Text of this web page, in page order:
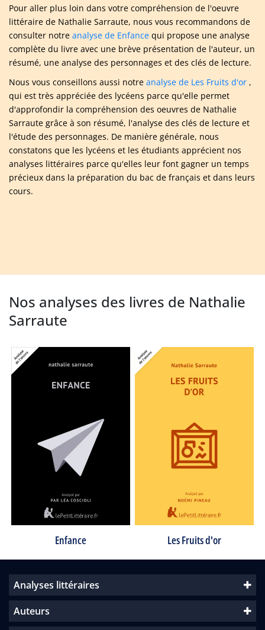
Pour aller plus loin dans votre compréhension de l'oeuvre
littéraire de Nathalie Sarraute, nous vous recommandons de
consulter notre analyse de Enfance qui propose une analyse
complète du livre avec une brève présentation de l'auteur, un
résumé, une analyse des personnages et des clés de lecture.
Nous vous conseillons aussi notre analyse de Les Fruits d'or ,
qui est très appréciée des lycéens parce qu'elle permet
d'approfondir la compréhension des oeuvres de Nathalie
Sarraute grâce à son résumé, l'analyse des clés de lecture et
l'étude des personnages. De manière générale, nous
constatons que les lycéens et les étudiants apprécient nos
analyses littéraires parce qu'elles leur font gagner un temps
précieux dans la préparation du bac de français et dans leurs
cours.
Nos analyses des livres de Nathalie
Sarraute
Enfance Les Fruits d'or
Analyses littéraires
Auteurs